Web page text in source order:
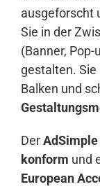
ausgeforscht
Sie in der
(Banner, Pop-
gestalten. Sie
Balken und
Der
konform und
European